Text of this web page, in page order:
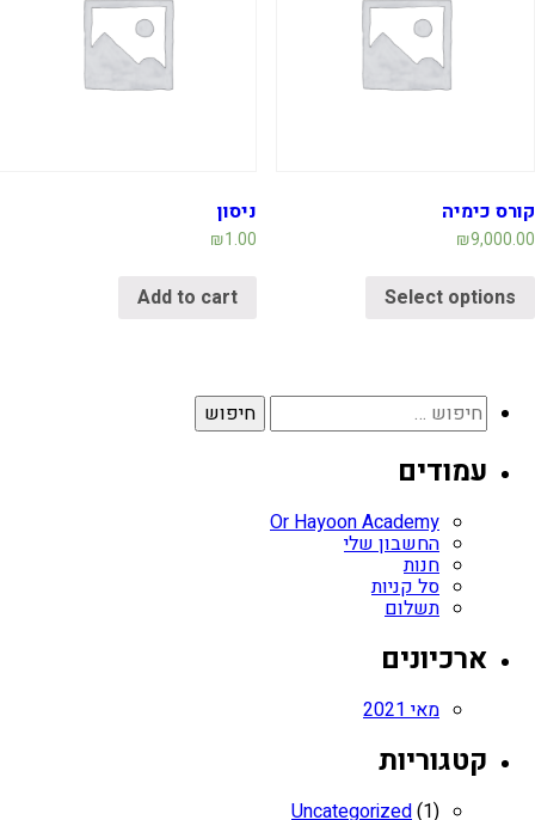
כימיה
₪
Select options
ניסון
₪1.00
Add to cart
עמודים
Or Hayoon Academy
החשבון שלי
חנות
סל קניות
תשלום
ארכיונים
מאי 2021
קטגוריות
Uncategorized(1)